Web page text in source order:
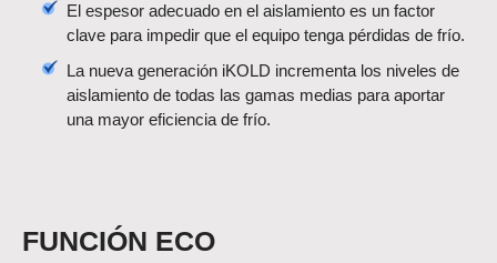
El espesor adecuado en el aislamiento es un factor
clave para impedir que el equipo tenga pérdidas de frío.
La nueva generación iKOLD incrementa los niveles de
aislamiento de todas las gamas medias para aportar
una mayor eficiencia de frío.
FUNCIÓN ECO